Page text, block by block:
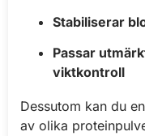
Stabiliserar
Passar
viktkontroll
Dessutom kan du
av olika